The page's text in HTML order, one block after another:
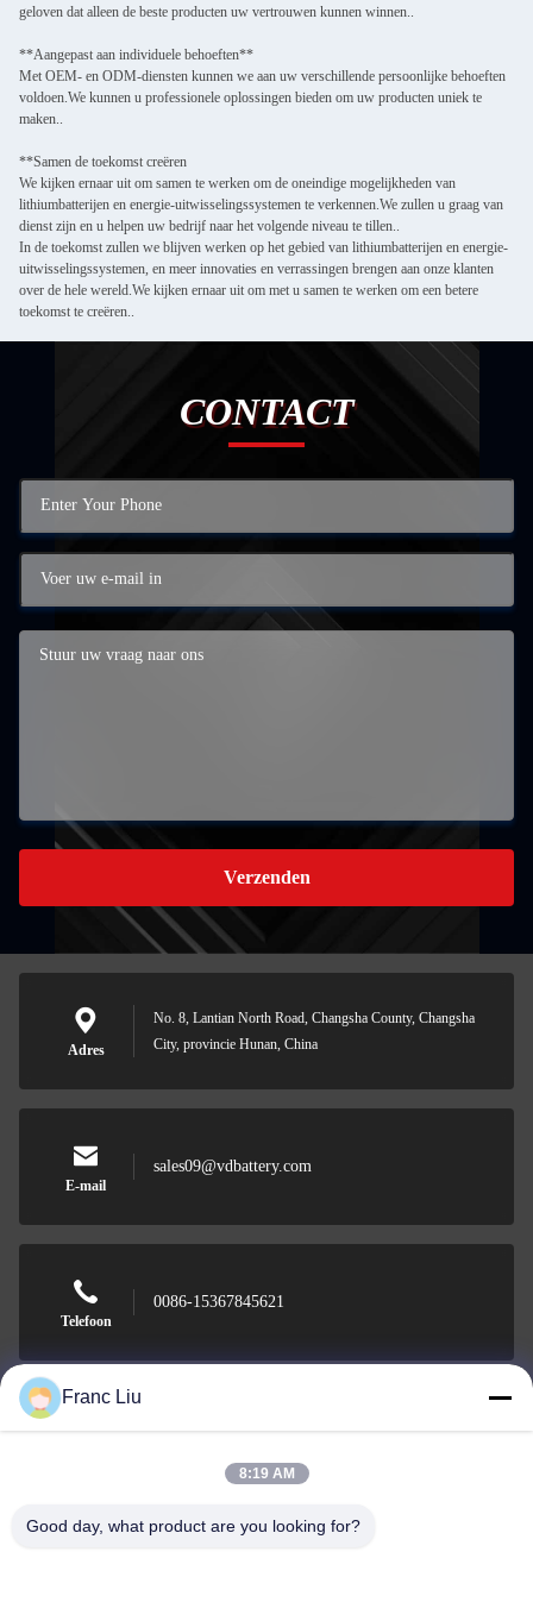
geloven dat alleen de beste producten uw vertrouwen kunnen winnen..
**Aangepast aan individuele behoeften**
Met OEM- en ODM-diensten kunnen we aan uw verschillende persoonlijke behoeften
voldoen.We kunnen u professionele oplossingen bieden om uw producten uniek te
maken..
**Samen de toekomst creëren
We kijken ernaar uit om samen te werken om de oneindige mogelijkheden van
lithiumbatterijen en energie-uitwisselingssystemen te verkennen.We zullen u graag van
dienst zijn en u helpen uw bedrijf naar het volgende niveau te tillen..
In de toekomst zullen we blijven werken op het gebied van lithiumbatterijen en energie-
uitwisselingssystemen, en meer innovaties en verrassingen brengen aan onze klanten
over de hele wereld.We kijken ernaar uit om met u samen te werken om een betere
toekomst te creëren..
CONTACT
Verzenden
Adres
No. 8, Lantian North Road, Changsha County, Changsha
City, provincie Hunan, China
E-mail
sales09@vdbattery.com
Telefoon
0086-15367845621
Hunan Wisdom Technology Co., Ltd.
Franc Liu
8:19 AM
Good day, what product are you looking for?